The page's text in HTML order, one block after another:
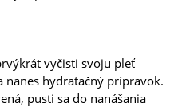
vyčisti svoju pleť
nanes hydratačný prípravok.
pusti sa do nanášania